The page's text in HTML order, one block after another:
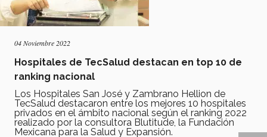
04 Noviembre 2022
Hospitales de TecSalud destacan en top 10 de
ranking nacional
Los Hospitales San José y Zambrano Hellion de
TecSalud destacaron entre los mejores 10 hospitales
privados en el ámbito nacional según el ranking 2022
realizado por la consultora Blutitude, la Fundación
Mexicana para la Salud y Expansión.